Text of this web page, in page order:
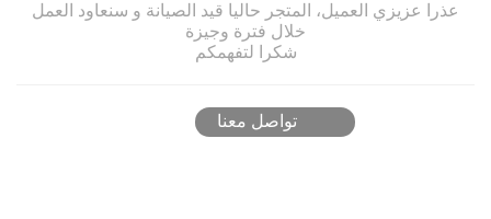
عذرا عزيزي العميل، المتجر حاليا قيد الصيانة و سنعاود العمل
خلال فترة وجيزة
شكرا لتفهمكم
تواصل معنا